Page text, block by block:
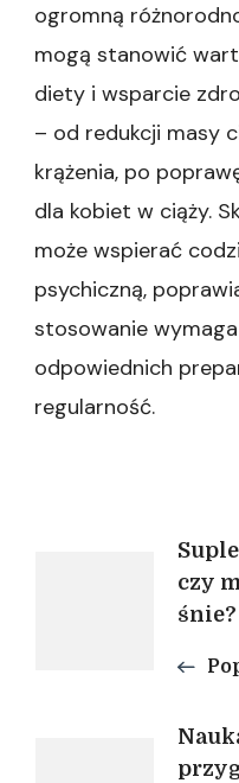
ogromną
mogą stanowić
diety i wsparcie
– od redukcji masy
krążenia, po
dla kobiet w ciąży.
może wspierać
psychiczną,
stosowanie
odpowiednich
regularność.
wpisu
czy
śnie?